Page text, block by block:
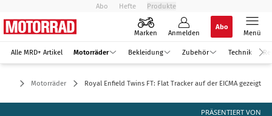
Abo Hefte Produkte
Marken Anmelden
Abo
Menü
Alle MRD+ Artikel Motorräder Bekleidung Zubehör Technik
Motorräder Royal Enfield Twins FT: Flat Tracker auf der EICMA gezeigt
PRÄSENTIERT VON